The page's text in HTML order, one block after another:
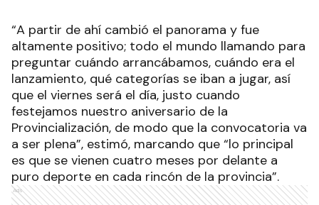
“A partir de ahí cambió el panorama y fue
altamente positivo; todo el mundo llamando para
preguntar cuándo arrancábamos, cuándo era el
lanzamiento, qué categorías se iban a jugar, así
que el viernes será el día, justo cuando
festejamos nuestro aniversario de la
Provincialización, de modo que la convocatoria va
a ser plena”, estimó, marcando que “lo principal
es que se vienen cuatro meses por delante a
puro deporte en cada rincón de la provincia”.
Ads